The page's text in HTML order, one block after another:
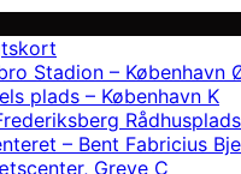
Stadion – København
plads – København K
– Bent Fabricius
Greve C